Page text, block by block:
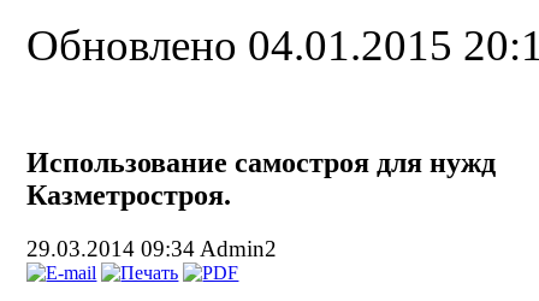
Обновлено 04.01.2015
Использование самостроя для нужд
Казметростроя.
29.03.2014 09:34 Admin2